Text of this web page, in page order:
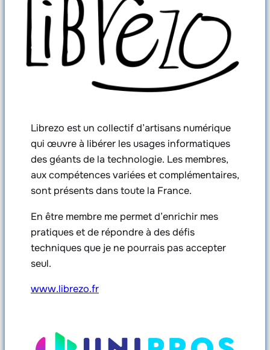
Librezo est un collectif d’artisans numérique
qui œuvre à libérer les usages informatiques
des géants de la technologie. Les membres,
aux compétences variées et complémentaires,
sont présents dans toute la France.
En être membre me permet d’enrichir mes
pratiques et de répondre à des défis
techniques que je ne pourrais pas accepter
seul.
www.librezo.fr